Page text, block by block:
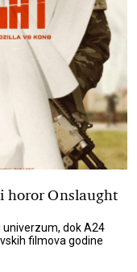
horor Onslaught
univerzum, dok A24
filmova godine